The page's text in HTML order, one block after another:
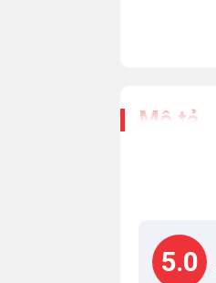
Mô tả
5.0